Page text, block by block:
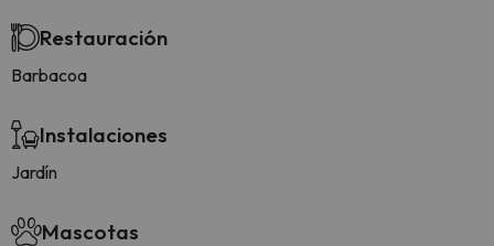
Restauración
Barbacoa
Instalaciones
Jardín
Mascotas